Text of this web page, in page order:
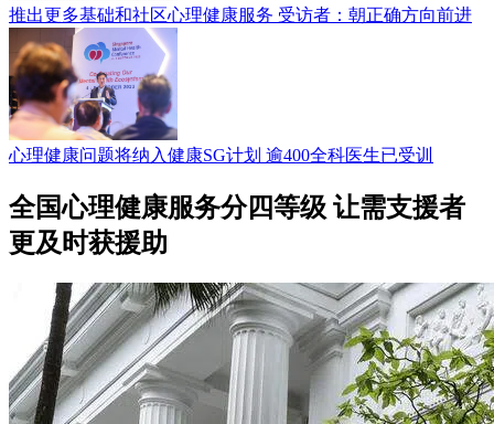
推出更多基础和社区心理健康服务 受访者：朝正确方向前进
心理健康问题将纳入健康SG计划 逾400全科医生已受训
全国心理健康服务分四等级 让需支援者
更及时获援助